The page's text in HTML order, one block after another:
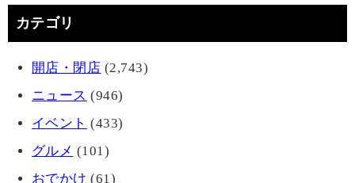
カテゴリ
開店・閉店 (2,743)
ニュース (946)
イベント (433)
グルメ (101)
おでかけ (61)